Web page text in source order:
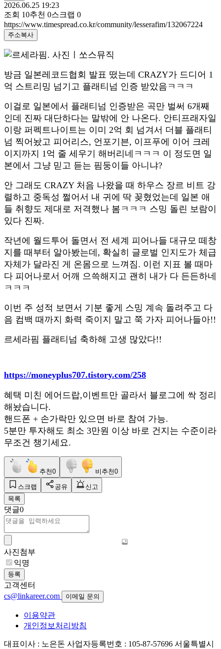
2026.06.25 19:23
조회 10추천 0스크랩 0
https://www.timespread.co.kr/community/lesserafim/132067224
주소복사
방금 일본레코드협회 발표 떴는데 CRAZY가 드디어 1
억 스트리밍 넘기고 플래티넘 인증 받았음ㅋㅋㅋ
이걸로 일본에서 플래티넘 인증받은 곡만 벌써 6개째
인데 진짜 대단하다는 말밖에 안 나온다. 안티프래자일
이랑 퍼펙트나이트는 이미 2억 회 넘겨서 더블 플래티
넘 찍어놨고 피어리스, 언포기븐, 이프푸에 이어 크레
이지까지 1억 줄 세우기 해버리네ㅋㅋㅋ 이 정도면 일
본에서 그냥 믿고 듣는 핌둥이들 아니냐?
안 그래도 CRAZY 처음 나왔을 때 하우스 장르 비트 강
렬하고 중독성 쩔어서 내 귀에 딱 꽂혔었는데 일본 애
들 취향도 제대로 저격했나 봄ㅋㅋㅋ 스밍 돌린 보람이
있다 진짜.
작년에 월드투어 돌면서 전 세계 피어나들 대규모 떼창
지를 때부터 알아봤는데, 확실히 글로벌 인지도가 체급
자체가 달라진 게 온몸으로 느껴짐. 이런 지표 볼 때마
다 피어나로서 어깨 으쓱해지고 괜히 내가 다 든든하네
ㅋㅋㅋ
이번 주 성적 보면서 기분 좋게 스밍 계속 돌려주고 다
음 컴백 때까지 화력 죽이지 말고 쭉 가자 피어나들아!!
르세라핌 플래티넘 축하해 고생 많았다!!
https://moneyplus707.tistory.com/258
혜택 미친 에어드랍,이벤트만 골라서 블로그에 싹 정리
해놨습니다.
핸드폰 + 손가락만 있으면 바로 참여 가능.
5분만 투자해도 최소 3만원 이상 바로 건지는 수준이라
무조건 챙기세요.
추천0 비추천0
스크랩 공유
신고
목록
댓글0
사진첨부
익명
등록
고객센터
cs@linkareer.com
이메일 문의
이용약관
개인정보처리방침
대표이사 : 노은돈 사업자등록번호 : 105-87-57696 서울특별시